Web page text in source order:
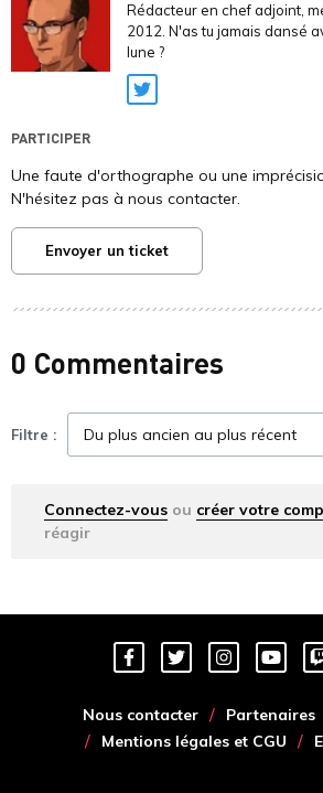
Rédacteur en chef adjoint,
2012. N'as tu jamais dansé
lune ?
Twitter
PARTICIPER
Une faute d'orthographe ou une
N'hésitez pas à nous contacter.
Envoyer un ticket
0 Commentaires
Filtre :
Connectez-vous ou créer votre
réagir
Nous contacter Partenaires
Mentions légales et CGU